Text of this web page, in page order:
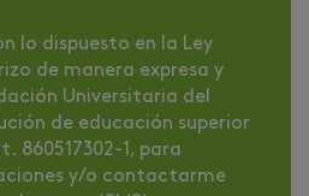
lo dispuesto en la Ley
de manera expresa y
Universitaria del
de educación superior
860517302-1, para
y/o contactarme